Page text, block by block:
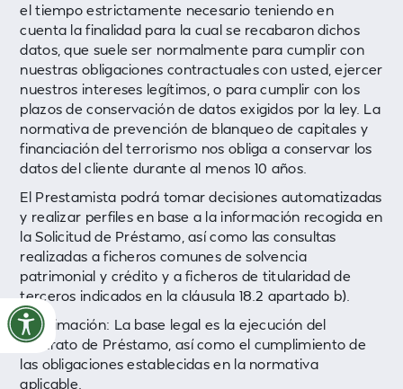
el tiempo estrictamente necesario teniendo en
cuenta la finalidad para la cual se recabaron dichos
datos, que suele ser normalmente para cumplir con
nuestras obligaciones contractuales con usted, ejercer
nuestros intereses legítimos, o para cumplir con los
plazos de conservación de datos exigidos por la ley. La
normativa de prevención de blanqueo de capitales y
financiación del terrorismo nos obliga a conservar los
datos del cliente durante al menos 10 años.
El Prestamista podrá tomar decisiones automatizadas
y realizar perfiles en base a la información recogida en
la Solicitud de Préstamo, así como las consultas
realizadas a ficheros comunes de solvencia
patrimonial y crédito y a ficheros de titularidad de
terceros indicados en la cláusula 18.2 apartado b).
Legitimación: La base legal es la ejecución del
contrato de Préstamo, así como el cumplimiento de
las obligaciones establecidas en la normativa
aplicable.